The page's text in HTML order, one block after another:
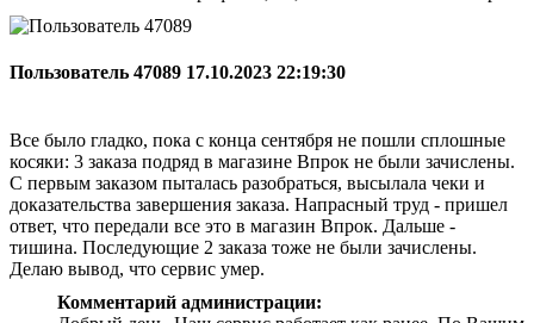
Пользователь 47089 17.10.2023 22:19:30
Все было гладко, пока с конца сентября не пошли сплошные
косяки: 3 заказа подряд в магазине Впрок не были зачислены.
С первым заказом пыталась разобраться, высылала чеки и
доказательства завершения заказа. Напрасный труд - пришел
ответ, что передали все это в магазин Впрок. Дальше -
тишина. Последующие 2 заказа тоже не были зачислены.
Делаю вывод, что сервис умер.
Комментарий администрации: